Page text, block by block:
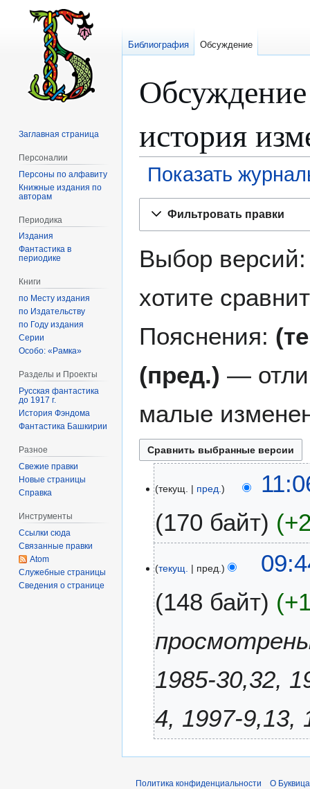
история
Показать
Фильтровать правки
Выбор версий:
хотите
Пояснения:
(пред.) —
малые
текущ. пред.
170 байт
е
о
п
с
н
и
п
текущ. пред.
148 байт
1985-30,32,
4, 1997-9,13,
Библиография Обсуждение
Заглавная страница
Персоналии
Персоны по алфавиту
Книжные издания по
авторам
Периодика
Издания
Фантастика в
периодике
Книги
по Месту издания
по Издательству
по Году издания
Серии
Особо: «Рамка»
Разделы и Проекты
Русская фантастика
до 1917 г.
История Фэндома
Фантастика Башкирии
Разное
Свежие правки
Новые страницы
Справка
Инструменты
Ссылки сюда
Связанные правки
Atom
Служебные страницы
Сведения о странице
Политика конфиденциальности О Буквица